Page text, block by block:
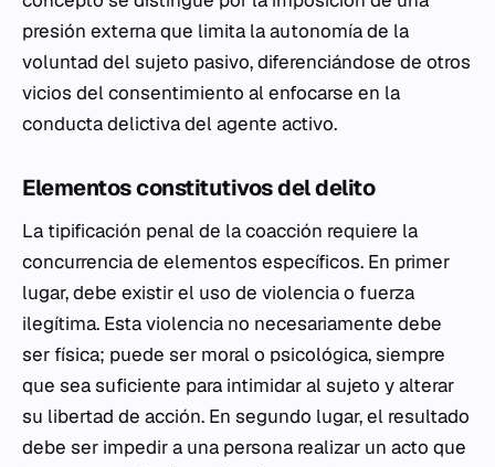
presión externa que limita la autonomía de la
voluntad del sujeto pasivo, diferenciándose de otros
vicios del consentimiento al enfocarse en la
conducta delictiva del agente activo.
Elementos constitutivos del delito
La tipificación penal de la coacción requiere la
concurrencia de elementos específicos. En primer
lugar, debe existir el uso de violencia o fuerza
ilegítima. Esta violencia no necesariamente debe
ser física; puede ser moral o psicológica, siempre
que sea suficiente para intimidar al sujeto y alterar
su libertad de acción. En segundo lugar, el resultado
debe ser impedir a una persona realizar un acto que